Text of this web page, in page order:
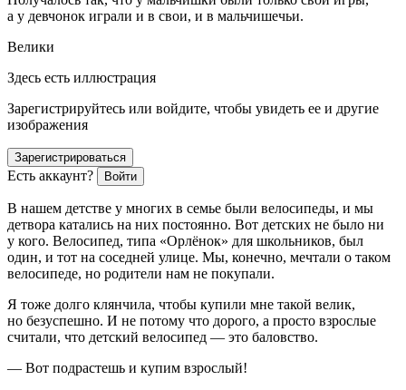
а у девчонок играли и в свои, и в мальчишечьи.
Велики
Здесь есть иллюстрация
Зарегистрируйтесь или войдите, чтобы увидеть ее и другие
изображения
Зарегистрироваться
Есть аккаунт? Войти
В нашем детстве у многих в семье были велосипеды, и мы
детвора катались на них постоянно. Вот детских не было ни
у кого. Велосипед, типа «Орлёнок» для школьников, был
один, и тот на соседней улице. Мы, конечно, мечтали о таком
велосипеде, но родители нам не покупали.
Я тоже долго клянчила, чтобы купили мне такой велик,
но безуспешно. И не потому что дорого, а просто взрослые
считали, что детский велосипед — это баловство.
— Вот подрастешь и купим взрослый!